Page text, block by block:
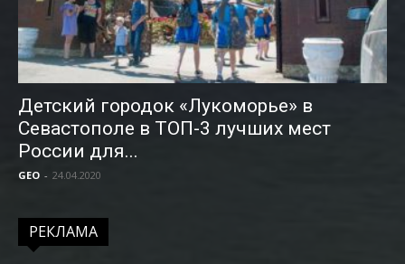
Детский городок «Лукоморье» в
Севастополе в ТОП-3 лучших мест
России для...
GEO - 24.04.2020
РЕКЛАМА